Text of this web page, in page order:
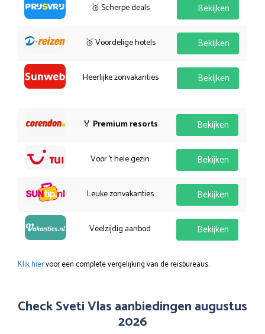
🥈 Scherpe deals Bekijken
🥉 Voordelige hotels Bekijken
Heerlijke zonvakanties Bekijken
🏅 Premium resorts Bekijken
Voor 't hele gezin Bekijken
Leuke zonvakanties Bekijken
Veelzijdig aanbod Bekijken
Klik hiervoor een complete vergelijking van de reisbureaus.
Check Sveti Vlas aanbiedingen augustus
2026